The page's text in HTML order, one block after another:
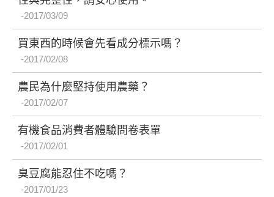
2017/03/09
買東西的時候會先看成分標示嗎？
2017/02/08
農民為什麼堅持使用農藥？
2017/02/07
有機食品消費者體驗問卷表單
2017/02/01
臭豆腐能忍住不吃嗎？
2017/01/23